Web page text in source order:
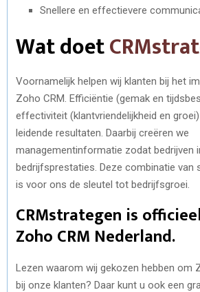
Snellere en effectievere
Wat doet
Voornamelijk helpen wij klanten bij het
Zoho CRM. Efficiëntie (gemak en
effectiviteit (klantvriendelijkheid en
leidende resultaten. Daarbij creëren we
managementinformatie zodat bedrijven
bedrijfsprestaties. Deze combinatie van
is voor ons de sleutel tot bedrijfsgroei.
CRMstrategen is
Zoho CRM Nederland.
Lezen waarom wij gekozen hebben om
bij onze klanten? Daar kunt u ook een